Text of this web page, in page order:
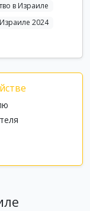
в Израиле
2024